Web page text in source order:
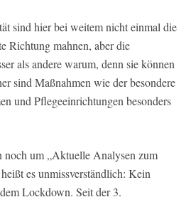
sind hier bei weitem nicht einmal die
Richtung mahnen, aber die
als andere warum, denn sie können
sind Maßnahmen wie der besondere
und Pflegeeinrichtungen besonders
noch um „Aktuelle Analysen zum
es unmissverständlich: Kein
Lockdown. Seit der 3.